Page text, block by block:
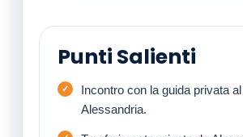
Punti Salienti
Incontro con la guida privata
Alessandria.